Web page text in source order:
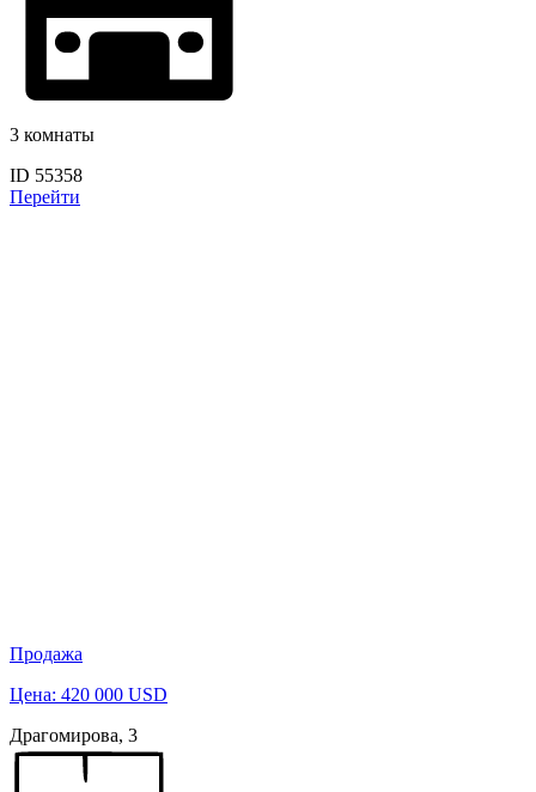
3 комнаты
ID 55358
Перейти
Продажа
Цена: 420 000 USD
Драгомирова, 3